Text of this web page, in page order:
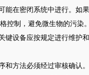
能在密闭系统中进行。如
控制，避免微生物的污染。
键设备应按规定进行维护
和方法必须经过审核确认。